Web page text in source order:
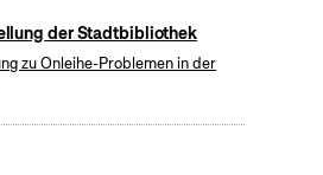
der Stadtbibliothek
zu Onleihe-Problemen in der